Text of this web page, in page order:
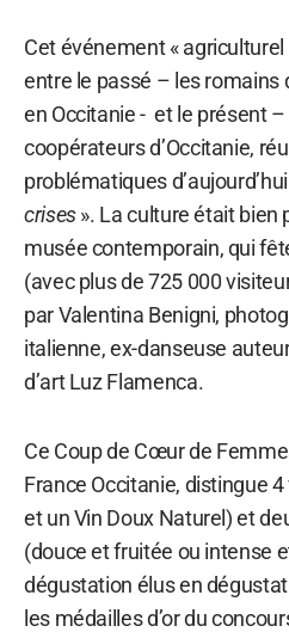
Cet événement « agriculturel
entre le passé – les romains
en Occitanie - et le présent
coopérateurs d’Occitanie,
problématiques
crises». La culture était bien
musée contemporain, qui
(avec plus de 725 000
par Valentina Benigni,
italienne, ex-danseuse
d’art Luz Flamenca.
Ce Coup de Cœur de
France Occitanie, distingue
et un Vin Doux Naturel) et
(douce et fruitée ou intense
dégustation élus en
les médailles d’or du